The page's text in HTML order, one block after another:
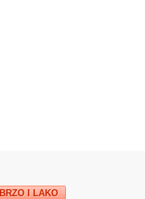
BRZO I LAKO